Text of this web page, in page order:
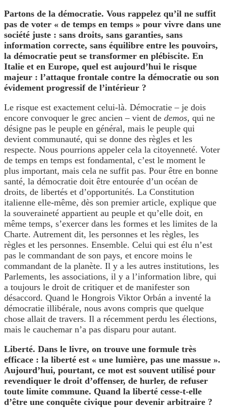
Partons de la démocratie. Vous rappelez qu’il ne suffit
pas de voter « de temps en temps » pour vivre dans une
société juste : sans droits, sans garanties, sans
information correcte, sans équilibre entre les pouvoirs,
la démocratie peut se transformer en plébiscite. En
Italie et en Europe, quel est aujourd’hui le risque
majeur : l’attaque frontale contre la démocratie ou son
évidement progressif de l’intérieur ?
Le risque est exactement celui-là. Démocratie – je dois
encore convoquer le grec ancien – vient de demos, qui ne
désigne pas le peuple en général, mais le peuple qui
devient communauté, qui se donne des règles et les
respecte. Nous pourrions appeler cela la citoyenneté. Voter
de temps en temps est fondamental, c’est le moment le
plus important, mais cela ne suffit pas. Pour être en bonne
santé, la démocratie doit être entourée d’un océan de
droits, de libertés et d’opportunités. La Constitution
italienne elle-même, dès son premier article, explique que
la souveraineté appartient au peuple et qu’elle doit, en
même temps, s’exercer dans les formes et les limites de la
Charte. Autrement dit, les personnes et les règles, les
règles et les personnes. Ensemble. Celui qui est élu n’est
pas le commandant de son pays, et encore moins le
commandant de la planète. Il y a les autres institutions, les
Parlements, les associations, il y a l’information libre, qui
a toujours le droit de critiquer et de manifester son
désaccord. Quand le Hongrois Viktor Orbán a inventé la
démocratie illibérale, nous avons compris que quelque
chose allait de travers. Il a récemment perdu les élections,
mais le cauchemar n’a pas disparu pour autant.
Liberté. Dans le livre, on trouve une formule très
efficace : la liberté est « une lumière, pas une massue ».
Aujourd’hui, pourtant, ce mot est souvent utilisé pour
revendiquer le droit d’offenser, de hurler, de refuser
toute limite commune. Quand la liberté cesse-t-elle
d’être une conquête civique pour devenir arbitraire ?